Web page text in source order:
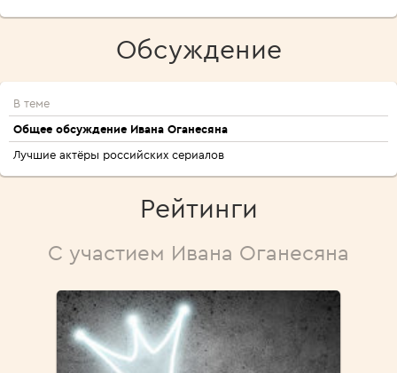
Обсуждение
В теме
Общее обсуждение Ивана Оганесяна
Лучшие актёры российских сериалов
Рейтинги
С участием Ивана Оганесяна